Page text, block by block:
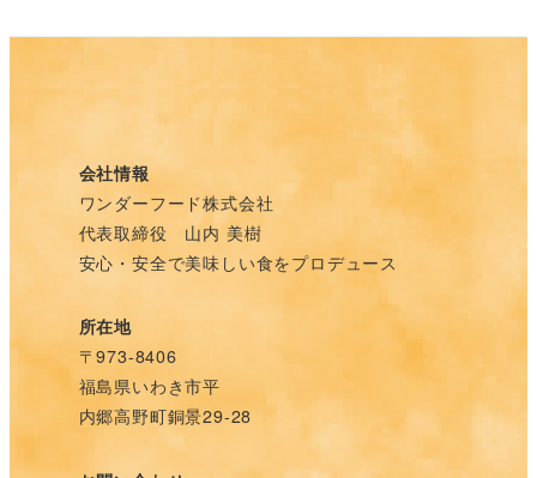
会社情報
ワンダーフード株式会社
代表取締役 山内 美樹
安心・安全で美味しい食をプロデュース
所在地
〒973-8406
福島県いわき市平
内郷高野町銅景29-28